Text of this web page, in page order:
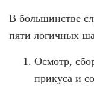
В большинстве
пяти логичных
Осмотр,
прикуса и